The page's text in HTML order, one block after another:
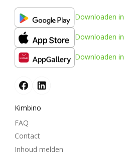
Downloaden in
Downloaden in
Downloaden in
Kimbino
FAQ
Contact
Inhoud melden